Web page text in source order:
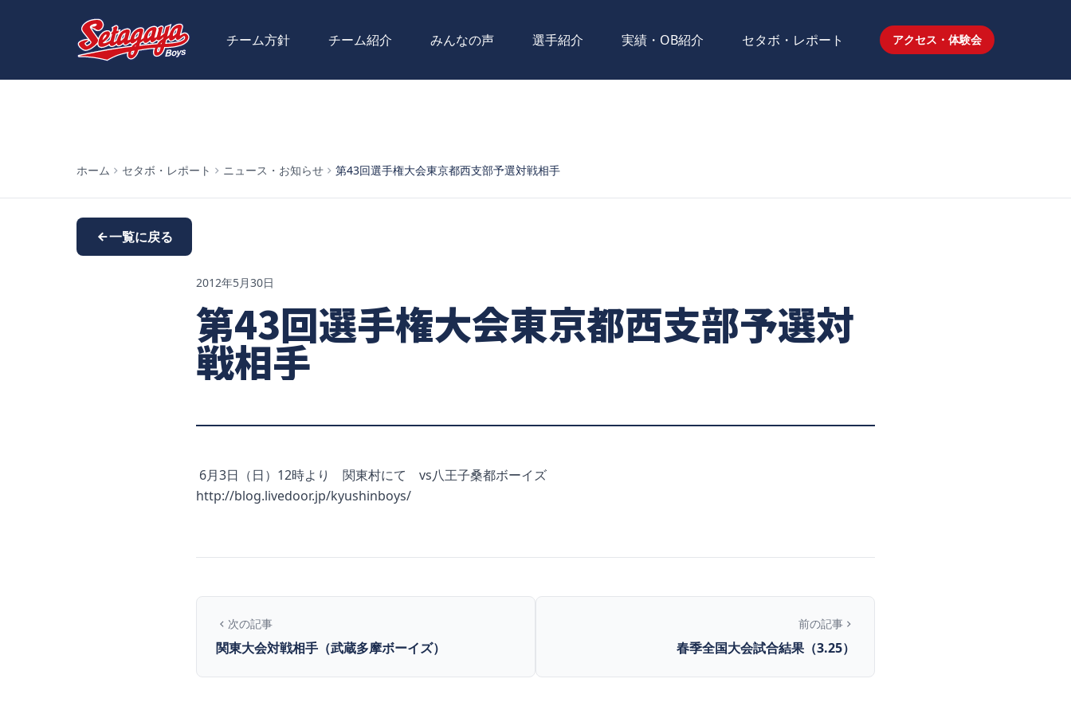
チーム方針 チーム紹介 みんなの声 選手紹介 実績・OB紹介 セタボ・レポート アクセス・体験会
ホーム セタボ・レポート ニュース・お知らせ 第43回選手権大会東京都西支部予選対戦相手
一覧に戻る
2012年5月30日
第43回選手権大会東京都西支部予選対
戦相手
6月3日（日）12時より 関東村にて vs八王子桑都ボーイズ
http://blog.livedoor.jp/kyushinboys/
次の記事
関東大会対戦相手（武蔵多摩ボーイズ）
前の記事
春季全国大会試合結果（3.25）